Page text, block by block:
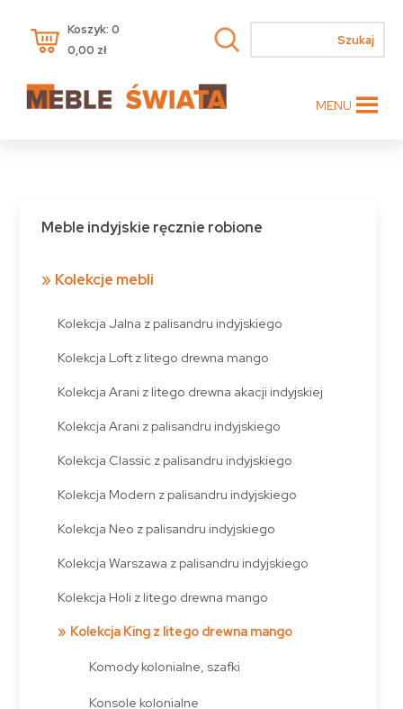
Koszyk: 0
0,00 zł
MENU
Meble indyjskie ręcznie robione
Kolekcje mebli
Kolekcja Jalna z palisandru indyjskiego
Kolekcja Loft z litego drewna mango
Kolekcja Arani z litego drewna akacji indyjskiej
Kolekcja Arani z palisandru indyjskiego
Kolekcja Classic z palisandru indyjskiego
Kolekcja Modern z palisandru indyjskiego
Kolekcja Neo z palisandru indyjskiego
Kolekcja Warszawa z palisandru indyjskiego
Kolekcja Holi z litego drewna mango
Kolekcja King z litego drewna mango
Komody kolonialne, szafki
Konsole kolonialne